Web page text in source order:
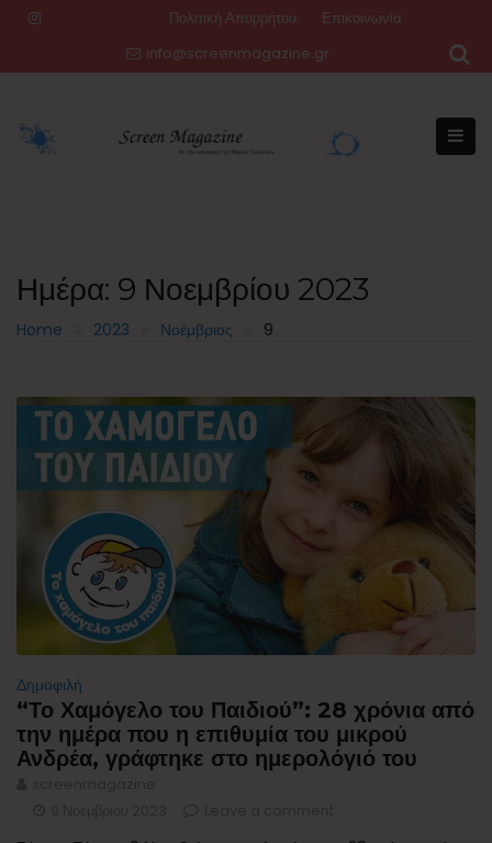
Πολιτική Απορρήτου
Επικοινωνία
info@screenmagazine.gr
Ημέρα: 9 Νοεμβρίου 2023
Home 2023 Νοέμβριος 9
Δημοφιλή
“Το Χαμόγελο του Παιδιού”: 28 χρόνια από
την ημέρα που η επιθυμία του μικρού
Ανδρέα, γράφτηκε στο ημερολόγιό του